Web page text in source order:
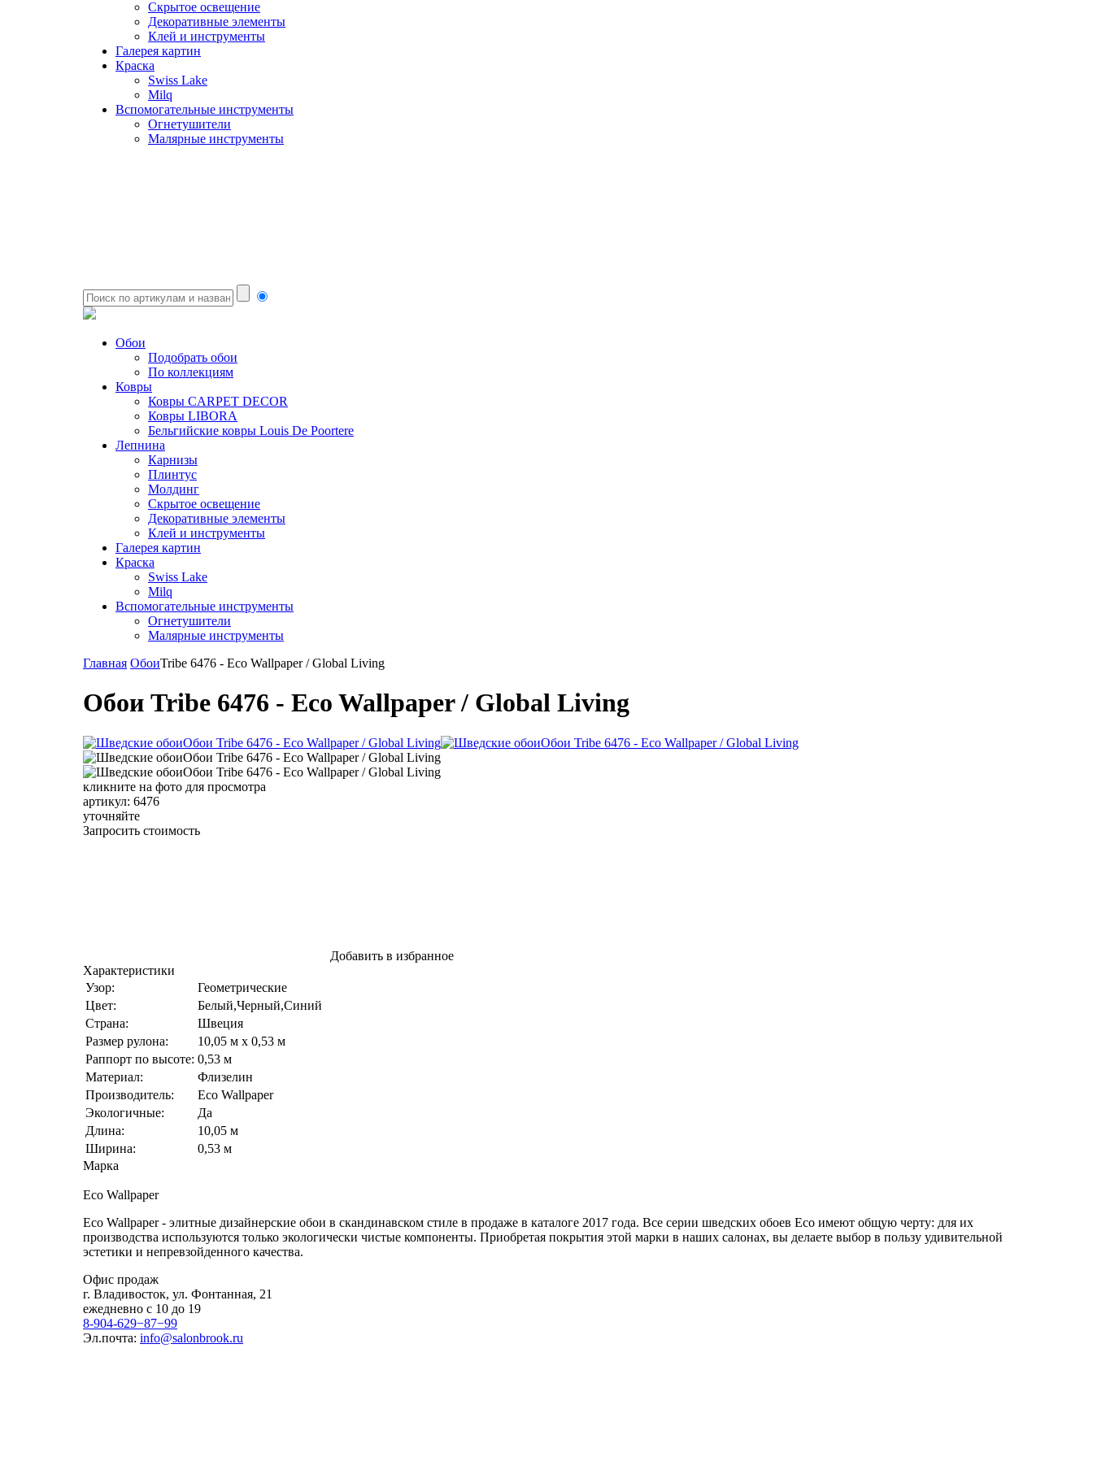
Скрытое освещение
Декоративные элементы
Клей и инструменты
Галерея картин
Краска
Swiss Lake
Milq
Вспомогательные инструменты
Огнетушители
Малярные инструменты
Обои
Подобрать обои
По коллекциям
Ковры
Ковры CARPET DECOR
Ковры LIBORA
Бельгийские ковры Louis De Poortere
Лепнина
Карнизы
Плинтус
Молдинг
Скрытое освещение
Декоративные элементы
Клей и инструменты
Галерея картин
Краска
Swiss Lake
Milq
Вспомогательные инструменты
Огнетушители
Малярные инструменты
Главная ОбоиTribe 6476 - Eco Wallpaper / Global Living
Обои Tribe 6476 - Eco Wallpaper / Global Living
кликните на фото для просмотра
артикул: 6476
уточняйте
Запросить стоимость
Добавить в избранное
Характеристики
Узор:
Геометрические
Цвет:
Белый,Черный,Синий
Страна:
Швеция
Размер рулона:
10,05 м x 0,53 м
Раппорт по высоте: 0,53 м
Материал:
Флизелин
Производитель:
Eco Wallpaper
Экологичные:
Да
Длина:
10,05 м
Ширина:
0,53 м
Марка
Eco Wallpaper
Eco Wallpaper - элитные дизайнерские обои в скандинавском стиле в продаже в каталоге 2017 года. Все серии шведских обоев Eco имеют общую черту: для их
производства используются только экологически чистые компоненты. Приобретая покрытия этой марки в наших салонах, вы делаете выбор в пользу удивительной
эстетики и непревзойденного качества.
Офис продаж
г. Владивосток, ул. Фонтанная, 21
ежедневно с 10 до 19
8-904-629−87−99
Эл.почта: info@salonbrook.ru